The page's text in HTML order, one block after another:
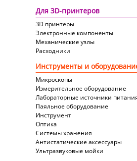
Для 3D-принтеров
3D принтеры
Электронные компоненты
Механические узлы
Расходники
Инструменты и
Микроскопы
Измерительное оборудование
Лабораторные источники
Паяльное оборудование
Инструмент
Оптика
Системы хранения
Антистатические аксессуары
Ультразвуковые мойки